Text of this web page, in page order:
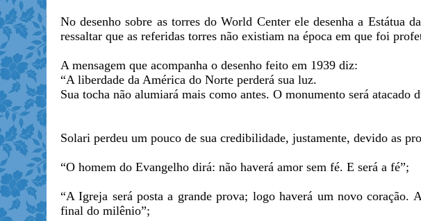
No desenho sobre as torres do World Center ele desenha a Estátua
ressaltar que as referidas torres não existiam na época em que foi
A mensagem que acompanha o desenho feito em 1939 diz:
“A liberdade da América do Norte perderá sua luz.
Sua tocha não alumiará mais como antes. O monumento será atacado
Solari perdeu um pouco de sua credibilidade, justamente, devido as
“O homem do Evangelho dirá: não haverá amor sem fé. E será a fé”;
“A Igreja será posta a grande prova; logo haverá um novo coração.
final do milênio”;